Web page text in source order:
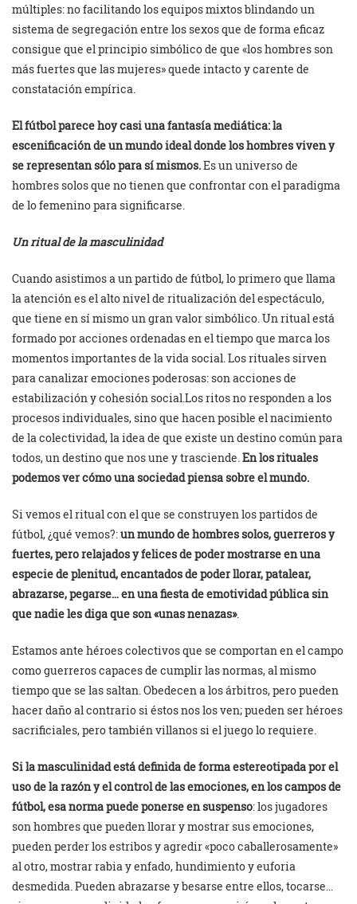
múltiples: no facilitando los equipos mixtos blindando un
sistema de segregación entre los sexos que de forma eficaz
consigue que el principio simbólico de que «los hombres son
más fuertes que las mujeres» quede intacto y carente de
constatación empírica.
El fútbol parece hoy casi una fantasía mediática: la
escenificación de un mundo ideal donde los hombres viven y
se representan sólo para sí mismos.Es un universo de
hombres solos que no tienen que confrontar con el paradigma
de lo femenino para significarse.
Un ritual de la masculinidad
Cuando asistimos a un partido de fútbol, lo primero que llama
la atención es el alto nivel de ritualización del espectáculo,
que tiene en sí mismo un gran valor simbólico. Un ritual está
formado por acciones ordenadas en el tiempo que marca los
momentos importantes de la vida social. Los rituales sirven
para canalizar emociones poderosas: son acciones de
estabilización y cohesión social.Los ritos no responden a los
procesos individuales, sino que hacen posible el nacimiento
de la colectividad, la idea de que existe un destino común para
todos, un destino que nos une y trasciende.En los rituales
podemos ver cómo una sociedad piensa sobre el mundo.
Si vemos el ritual con el que se construyen los partidos de
fútbol, ¿qué vemos?:un mundo de hombres solos, guerreros y
fuertes, pero relajados y felices de poder mostrarse en una
especie de plenitud, encantados de poder llorar, patalear,
abrazarse, pegarse… en una fiesta de emotividad pública sin
que nadie les diga que son «unas nenazas».
Estamos ante héroes colectivos que se comportan en el campo
como guerreros capaces de cumplir las normas, al mismo
tiempo que se las saltan. Obedecen a los árbitros, pero pueden
hacer daño al contrario si éstos nos los ven; pueden ser héroes
sacrificiales, pero también villanos si el juego lo requiere.
Si la masculinidad está definida de forma estereotipada por el
uso de la razón y el control de las emociones, en los campos de
fútbol, esa norma puede ponerse en suspenso: los jugadores
son hombres que pueden llorar y mostrar sus emociones,
pueden perder los estribos y agredir «poco caballerosamente»
al otro, mostrar rabia y enfado, hundimiento y euforia
desmedida. Pueden abrazarse y besarse entre ellos, tocarse…